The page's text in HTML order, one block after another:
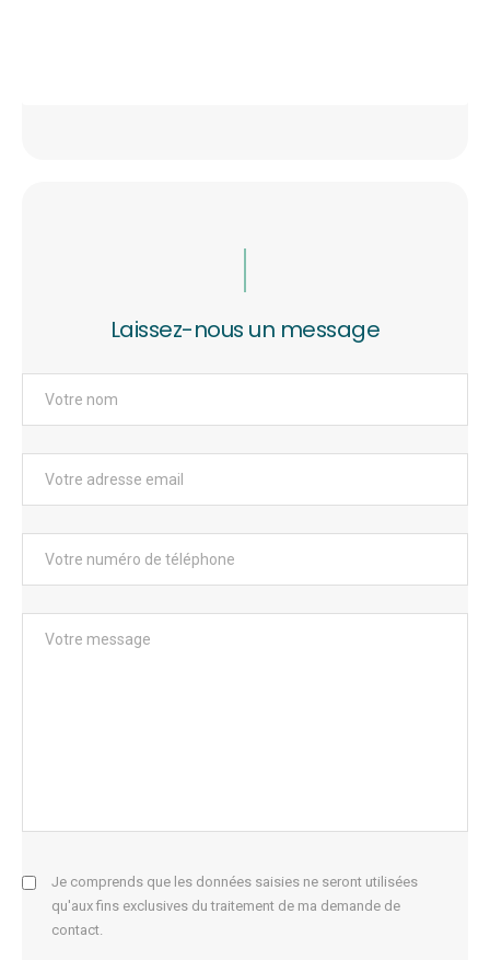
Laissez-nous un message
Je comprends que les données saisies ne seront utilisées
qu'aux fins exclusives du traitement de ma demande de
contact.